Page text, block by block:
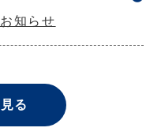
知らせ
る